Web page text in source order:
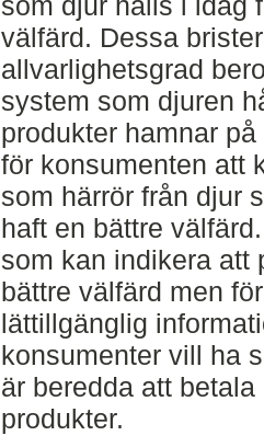
välfärd. Dessa
allvarlighetsgrad
system som djuren
produkter hamnar
för konsumenten att
som härrör från djur
haft en bättre
som kan indikera att
bättre välfärd men
lättillgänglig
konsumenter vill ha
är beredda att
produkter.